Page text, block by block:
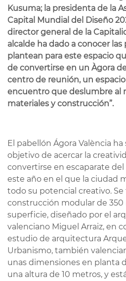
Kusuma; la presidenta de la
Capital Mundial del Diseño
director general de la
alcalde ha dado a conocer
plantean para este espacio
de convertirse en un Àgora
centro de reunión, un
encuentro que deslumbre al
materiales y construcción”.
El pabellón Ágora València
objetivo de acercar la
convertirse en escaparate
este año en el que la ciudad
todo su potencial creativo.
construcción modular de
superficie, diseñado por el
valenciano Miguel Arraiz, en
estudio de arquitectura
Urbanismo, también
unas dimensiones en planta
una altura de 10 metros, y